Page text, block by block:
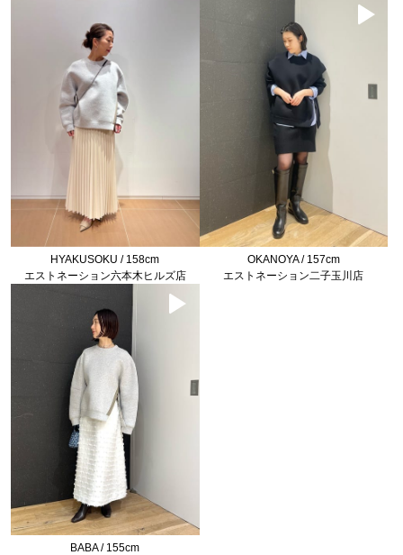
HYAKUSOKU / 158cm
エストネーション六本木ヒルズ店
OKANOYA / 157cm
エストネーション二子玉川店
BABA / 155cm